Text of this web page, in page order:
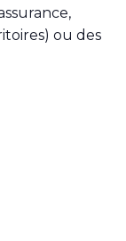
ou des